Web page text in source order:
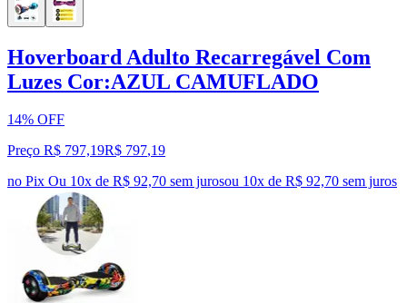
Hoverboard Adulto Recarregável Com
Luzes Cor:AZUL CAMUFLADO
14% OFF
Preço R$ 797,19R$ 797,19
no Pix Ou 10x de R$ 92,70 sem jurosou 10x de R$ 92,70 sem juros